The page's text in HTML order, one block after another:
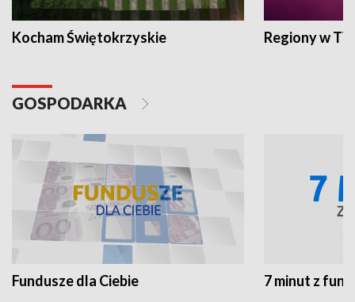
Kocham Świętokrzyskie Regiony w
GOSPODARKA
Fundusze dla Ciebie 7 minut z